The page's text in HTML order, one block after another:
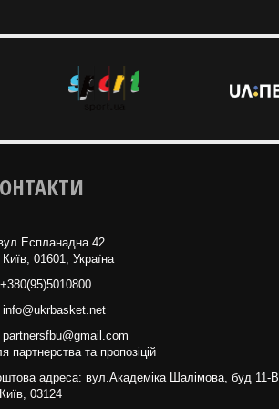
Еспланадна 42
01601, Україна
+380(95)5010800
info@ukrbasket.net
partnersfbu@gmail.com
партнерства та пропозіцій
адреса: вул.Академіка Шалімова, буд 11-В,
03124